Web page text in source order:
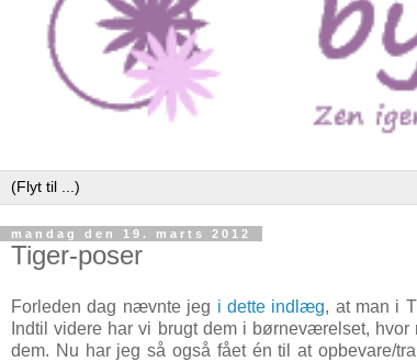
mandag den 19. marts 2012
Tiger-poser
Forleden dag nævnte jeg i dette indlæg, at man i
Indtil videre har vi brugt dem i børneværelset,
dem. Nu har jeg så også fået én til at opbevare/